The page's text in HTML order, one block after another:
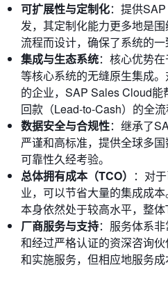
可扩展性与定制化：提供
发，其定制化能力更多地是
流程而设计，确保了系统的一
集成与生态系统：核心优势
等核心系统的无缝原生集成
的企业，SAP Sales Cloud
回款（Lead-to-Cash）的全流
数据安全与合规性：继承了
严谨和高标准，提供全球多
可靠性久经考验。
总体拥有成本（TCO） ：对
业，可以节省大量的集成成
本身依然处于较高水平，整体
厂商服务与支持：服务体系
和经过严格认证的资深咨询
和实施服务，但相应地服务成